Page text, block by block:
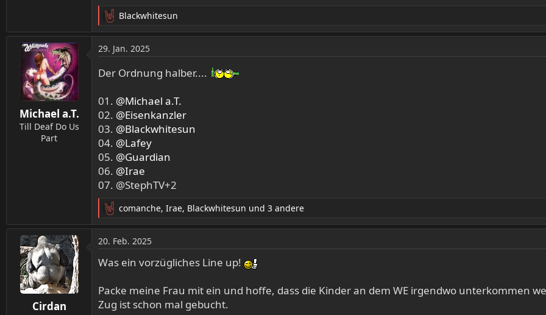
R
e
a
k
t
i
n
e
n
:
Blackwhitesun
Michael a.T.
Till Deaf Do Us
Part
29. Jan. 2025
Der Ordnung halber....
01. @Michael a.T.
02. @Eisenkanzler
03. @Blackwhitesun
04. @Lafey
05. @Guardian
06. @Irae
07. @StephTV+2
R
e
a
k
t
n
e
comanche, Irae, Blackwhitesun und 3 andere
Cirdan
20. Feb. 2025
Was ein vorzügliches Line up!
Packe meine Frau mit ein und hoffe, dass die Kinder an dem WE irgendwo unterkommen
Zug ist schon mal gebucht.